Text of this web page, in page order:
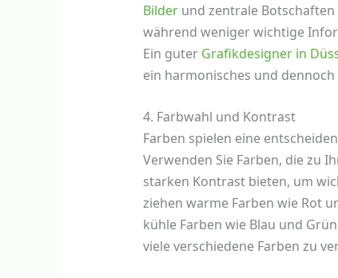
Bilderund zentrale
während weniger wichtige
Ein guter Grafikdesigner in
ein harmonisches und
4. Farbwahl und Kontrast
Farben spielen eine
Verwenden Sie Farben, die zu
starken Kontrast bieten, um
ziehen warme Farben wie Rot
kühle Farben wie Blau und
viele verschiedene Farben zu